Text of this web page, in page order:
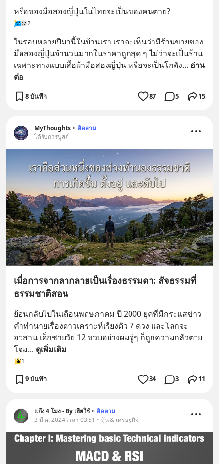
หรือของมือสองญี่ปุ่นในไทยจะเป็นของคนตาย?
2
ในรอบหลายปีมานี้ในบ้านเรา เราจะเห็นว่ามีร้านขายของ
มือสองญี่ปุ่นจำนวนมากในราคาถูกสุด ๆ ไม่ว่าจะเป็นร้าน
เฉพาะทางแบบเสื้อผ้ามือสองญี่ปุ่น หรือจะเป็นโกดัง... อ่าน
ต่อ
8 บันทึก 87 5 15
MyThoughts • ติดตาม
ได้รับการบูสต์
เมื่อการจากลากลายเป็นเรื่องธรรมดา: สัจธรรมที่
ธรรมชาติสอน
ย้อนกลับไปในเดือนพฤษภาคม ปี 2000 ยุคที่มีกระแสข่าว
คำทำนายเรื่องดาวเคราะห์เรียงตัว 7 ดวง และโลกจะ
อวสาน เด็กชายวัย 12 ขวบอย่างผมจู่ๆ ก็ถูกความกลัวตาย
โจม... ดูเพิ่มเติม
1
9 บันทึก 34 3 11
แก๊ง 4 โมง - By เฮียใช้ • ติดตาม
3 มี.ค. 2024 เวลา 03:51 • หุ้น & เศรษฐกิจ